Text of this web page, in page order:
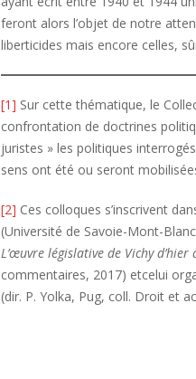
feront alors l’objet de notre
liberticides mais encore celles,
[1] Sur cette thématique, le
confrontation de doctrines
juristes » les politiques
sens ont été ou seront
[2] Ces colloques s’inscrivent
(Université de Savoie-Mont-
L’œuvre législative de Vichy d’hier
commentaires, 2017) etcelui
(dir. P. Yolka, Pug, coll. Droit et